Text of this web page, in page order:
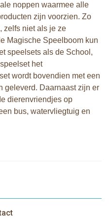
noppen waarmee alle
zijn voorzien. Zo
zelfs niet als je ze
Magische Speelboom kun
speelsets als de School,
het
wordt bovendien met een
geleverd. Daarnaast zijn er
dierenvriendjes op
bus, watervliegtuig en